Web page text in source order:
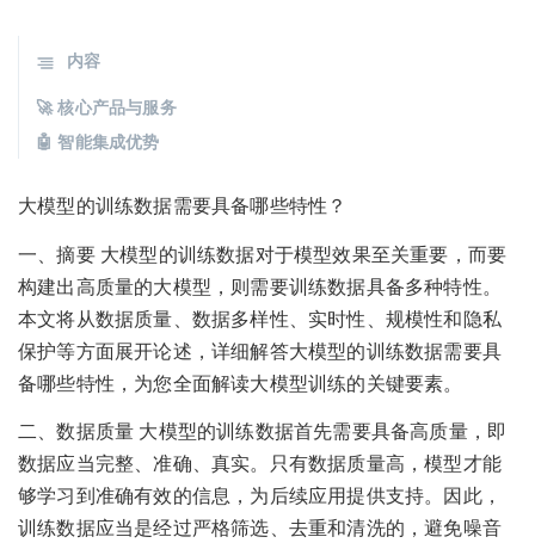
大模型的训练数据需要具备哪些特性？
一、摘要 大模型的训练数据对于模型效果至关重要，而要
构建出高质量的大模型，则需要训练数据具备多种特性。
本文将从数据质量、数据多样性、实时性、规模性和隐私
保护等方面展开论述，详细解答大模型的训练数据需要具
备哪些特性，为您全面解读大模型训练的关键要素。
二、数据质量 大模型的训练数据首先需要具备高质量，即
数据应当完整、准确、真实。只有数据质量高，模型才能
够学习到准确有效的信息，为后续应用提供支持。因此，
训练数据应当是经过严格筛选、去重和清洗的，避免噪音
内容
🚀 核心产品与服务
🤖 智能集成优势